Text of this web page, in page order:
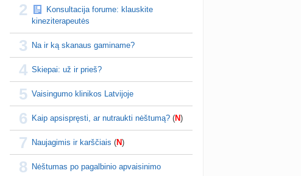
2
Konsultacija forume: klauskite
kineziterapeutės
3 Na ir ką skanaus gaminame?
4 Skiepai: už ir prieš?
5 Vaisingumo klinikos Latvijoje
6 Kaip apsispręsti, ar nutraukti nėštumą? (N)
7 Naujagimis ir karščiais (N)
8 Nėštumas po pagalbinio apvaisinimo